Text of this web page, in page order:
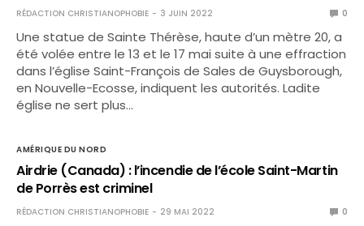
RÉDACTION CHRISTIANOPHOBIE 3 JUIN 2022 0
Une statue de Sainte Thérèse, haute d’un mètre 20, a
été volée entre le 13 et le 17 mai suite à une effraction
dans l’église Saint-François de Sales de Guysborough,
en Nouvelle-Ecosse, indiquent les autorités. Ladite
église ne sert plus…
AMÉRIQUE DU NORD
Airdrie (Canada) : l’incendie de l’école Saint-Martin
de Porrès est criminel
RÉDACTION CHRISTIANOPHOBIE 29 MAI 2022 0